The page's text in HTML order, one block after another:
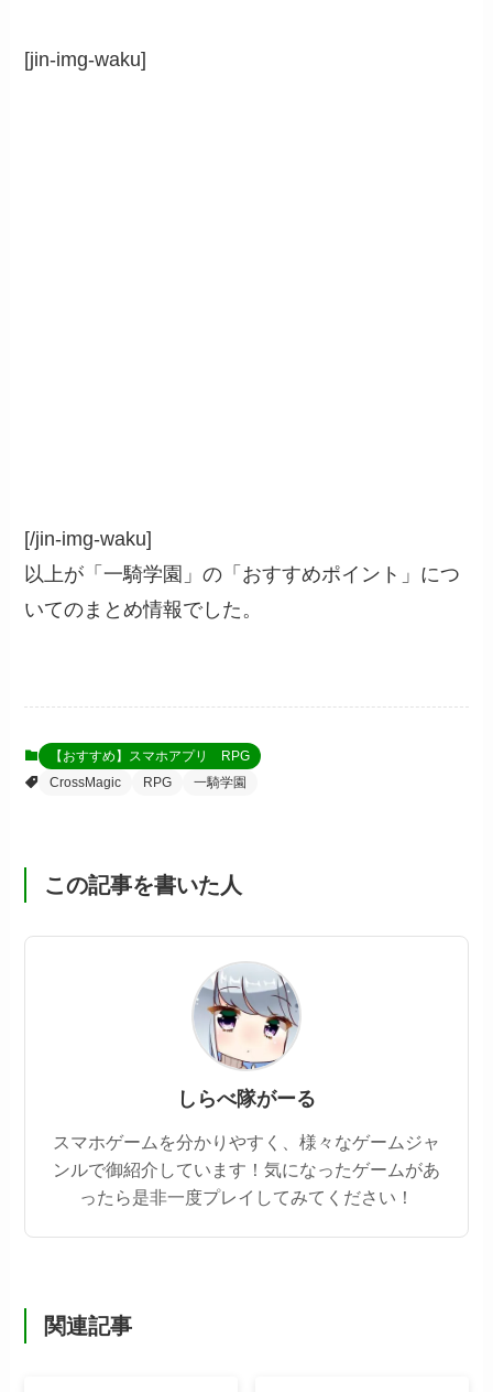
[jin-img-waku]
[/jin-img-waku]
以上が「一騎学園」の「おすすめポイント」につ
いてのまとめ情報でした。
【おすすめ】スマホアプリ RPG
CrossMagic
RPG 一騎学園
この記事を書いた人
しらべ隊がーる
スマホゲームを分かりやすく、様々なゲームジャ
ンルで御紹介しています！気になったゲームがあ
ったら是非一度プレイしてみてください！
関連記事